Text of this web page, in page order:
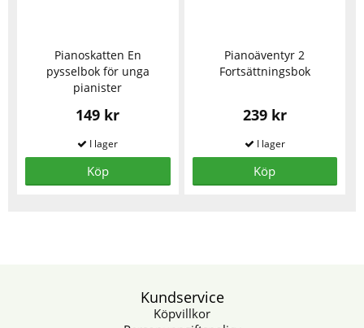
Pianoskatten En
pysselbok för unga
pianister
149 kr
Köp
Pianoäventyr 2
Fortsättningsbok
239 kr
Köp
Kundservice
Köpvillkor